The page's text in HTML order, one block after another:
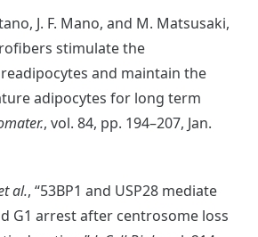
J. F. Mano, and M. Matsusaki,
stimulate the
and maintain the
adipocytes for long term
, vol. 84, pp. 194–207, Jan.
al., “53BP1 and USP28 mediate
G1 arrest after centrosome loss